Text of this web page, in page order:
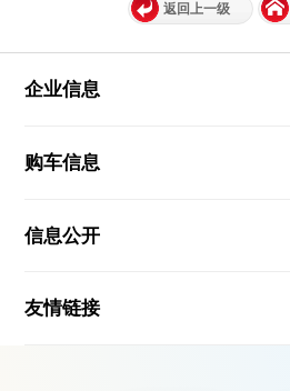
返回上一级
企业信息
购车信息
信息公开
友情链接